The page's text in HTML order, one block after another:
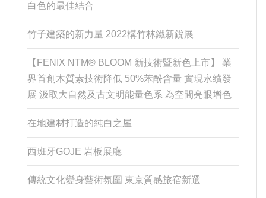
白色的最佳結合
竹子建築的新力量 2022構竹林鐵新銳展
【FENIX NTM® BLOOM 新技術暨新色上市】 業
界首創木質素技術降低 50%苯酚含量 實現永續發
展 汲取大自然及古文明能量色系 為空間亮眼增色
在地建材打造的純白之屋
西班牙GOJE 岩板展廳
傳統文化變身藝術氛圍 東京質感旅宿新選